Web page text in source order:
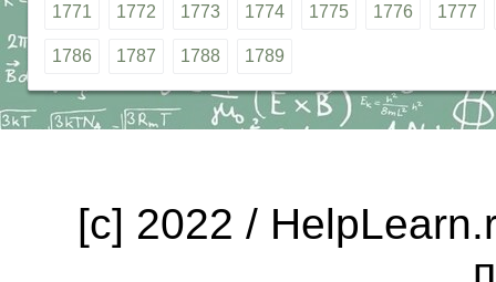
1771 1772 1773 1774 1775 1776 1777
1786 1787 1788 1789
[c] 2022 /